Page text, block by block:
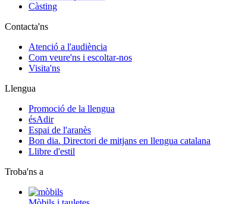
Càsting
Contacta'ns
Atenció a l'audiència
Com veure'ns i escoltar-nos
Visita'ns
Llengua
Promoció de la llengua
ésAdir
Espai de l'aranès
Bon dia. Directori de mitjans en llengua catalana
Llibre d'estil
Troba'ns a